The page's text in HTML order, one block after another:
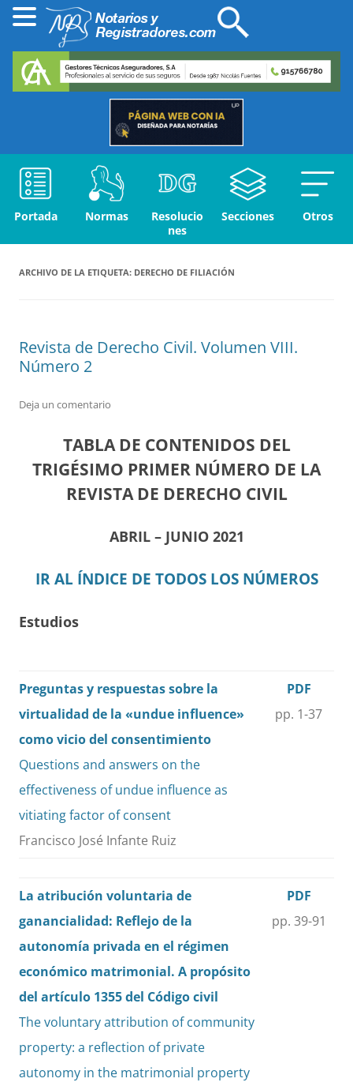
Portada Normas
Resolucio
nes
Secciones Otros
ARCHIVO DE LA ETIQUETA: DERECHO DE FILIACIÓN
Revista de Derecho Civil. Volumen VIII.
Número 2
Deja un comentario
TABLA DE CONTENIDOS DEL
TRIGÉSIMO PRIMER NÚMERO DE LA
REVISTA DE DERECHO CIVIL
ABRIL – JUNIO 2021
IR AL ÍNDICE DE TODOS LOS NÚMEROS
Estudios
Preguntas y respuestas sobre la
virtualidad de la «undue influence»
como vicio del consentimiento
Questions and answers on the
effectiveness of undue influence as
vitiating factor of consent
Francisco José Infante Ruiz
PDF
pp. 1-37
La atribución voluntaria de
ganancialidad: Reflejo de la
autonomía privada en el régimen
económico matrimonial. A propósito
del artículo 1355 del Código civil
The voluntary attribution of community
property: a reflection of private
autonomy in the matrimonial property
PDF
pp. 39-91